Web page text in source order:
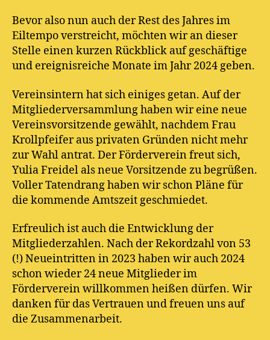
Bevor also nun auch der Rest des Jahres im
Eiltempo verstreicht, möchten wir an dieser
Stelle einen kurzen Rückblick auf geschäftige
und ereignisreiche Monate im Jahr 2024 geben.
Vereinsintern hat sich einiges getan. Auf der
Mitgliederversammlung haben wir eine neue
Vereinsvorsitzende gewählt, nachdem Frau
Krollpfeifer aus privaten Gründen nicht mehr
zur Wahl antrat. Der Förderverein freut sich,
Yulia Freidel als neue Vorsitzende zu begrüßen.
Voller Tatendrang haben wir schon Pläne für
die kommende Amtszeit geschmiedet.
Erfreulich ist auch die Entwicklung der
Mitgliederzahlen. Nach der Rekordzahl von 53
(!) Neueintritten in 2023 haben wir auch 2024
schon wieder 24 neue Mitglieder im
Förderverein willkommen heißen dürfen. Wir
danken für das Vertrauen und freuen uns auf
die Zusammenarbeit.